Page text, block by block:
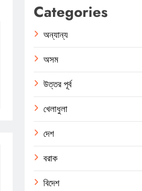
Categories
অন্যান্য
অসম
উত্তর পূর্ব
খেলাধুলা
দেশ
বরাক
বিদেশ